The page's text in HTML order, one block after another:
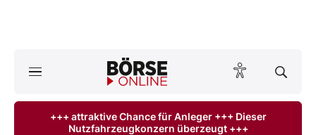
ktuelle Ausgabe BÖRSE ONLINE lesen
+++ attraktive Chance für Anleger +++ Dieser
Nutzfahrzeugkonzern überzeugt +++